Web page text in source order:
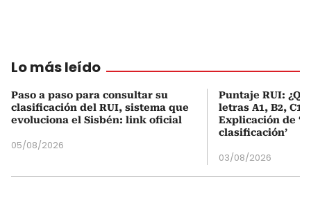
Lo más leído
Paso a paso para consultar su
clasificación del RUI, sistema que
evoluciona el Sisbén: link oficial
05/08/2026
Puntaje RUI:
letras A1, B2, C1
Explicación de
clasificación’
03/08/2026